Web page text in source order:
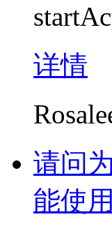
详情
请问
能使